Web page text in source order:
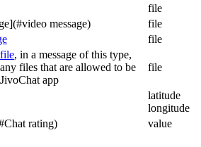
file
message)
file
file
, in a message of this type,
files that are allowed to be
app
file
latitude
longitude
rating)
value